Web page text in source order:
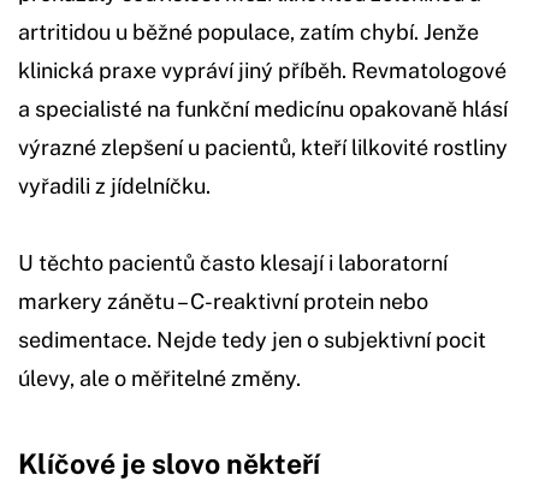
artritidou u běžné populace, zatím chybí. Jenže
klinická praxe vypráví jiný příběh. Revmatologové
a specialisté na funkční medicínu opakovaně hlásí
výrazné zlepšení u pacientů, kteří lilkovité rostliny
vyřadili z jídelníčku.
U těchto pacientů často klesají i laboratorní
markery zánětu – C-reaktivní protein nebo
sedimentace. Nejde tedy jen o subjektivní pocit
úlevy, ale o měřitelné změny.
Klíčové je slovo někteří